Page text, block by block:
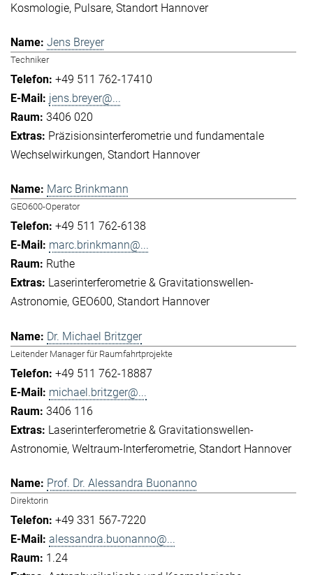
Kosmologie Pulsare Standort Hannover
Jens Breyer
Techniker
+49 511 762-17410
jens.breyer@...
3406 020
Präzisionsinterferometrie und fundamentale
Wechselwirkungen Standort Hannover
Marc Brinkmann
GEO600-Operator
+49 511 762-6138
marc.brinkmann@...
Ruthe
Laserinterferometrie & Gravitationswellen-
Astronomie GEO600 Standort Hannover
Dr. Michael Britzger
Leitender Manager für Raumfahrtprojekte
+49 511 762-18887
michael.britzger@...
3406 116
Laserinterferometrie & Gravitationswellen-
Astronomie Weltraum-Interferometrie Standort Hannover
Prof. Dr. Alessandra Buonanno
Direktorin
+49 331 567-7220
alessandra.buonanno@...
1.24